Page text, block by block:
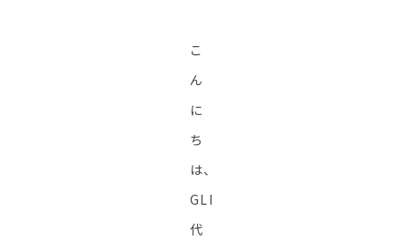
こ
ん
に
ち
は、
GLI
代